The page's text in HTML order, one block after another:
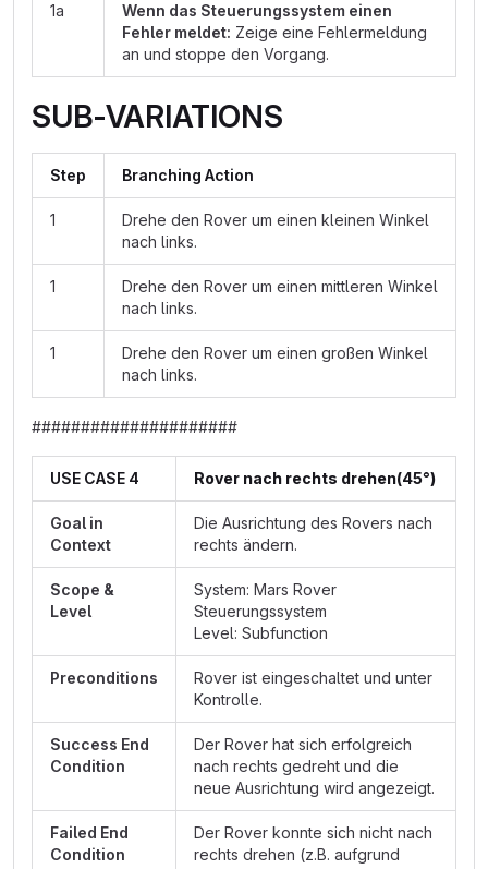
1a
Wenn das Steuerungssystem einen
Fehler meldet: Zeige eine Fehlermeldung
an und stoppe den Vorgang.
SUB-VARIATIONS
Step Branching Action
1
Drehe den Rover um einen kleinen Winkel
nach links.
1
Drehe den Rover um einen mittleren Winkel
nach links.
1
Drehe den Rover um einen großen Winkel
nach links.
#####################
USE CASE 4 Rover nach rechts drehen(45°)
Goal in
Context
Die Ausrichtung des Rovers nach
rechts ändern.
Scope &
Level
System: Mars Rover
Steuerungssystem
Level: Subfunction
Preconditions
Rover ist eingeschaltet und unter
Kontrolle.
Success End
Condition
Der Rover hat sich erfolgreich
nach rechts gedreht und die
neue Ausrichtung wird angezeigt.
Failed End
Condition
Der Rover konnte sich nicht nach
rechts drehen (z.B. aufgrund